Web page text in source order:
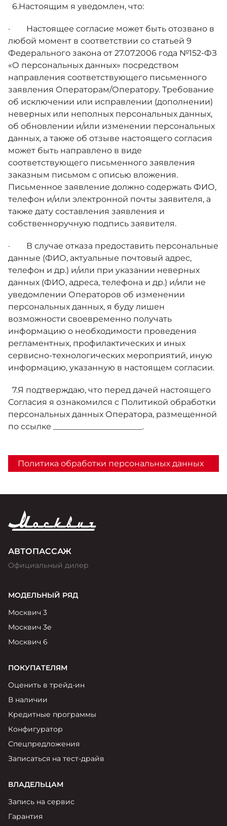
6.Настоящим я уведомлен, что:
· Настоящее согласие может быть отозвано в
любой момент в соответствии со статьей 9
Федерального закона от 27.07.2006 года №152-ФЗ
«О персональных данных» посредством
направления соответствующего письменного
заявления Операторам/Оператору. Требование
об исключении или исправлении (дополнении)
неверных или неполных персональных данных,
об обновлении и/или изменении персональных
данных, а также об отзыве настоящего согласия
может быть направлено в виде
соответствующего письменного заявления
заказным письмом с описью вложения.
Письменное заявление должно содержать ФИО,
телефон и/или электронной почты заявителя, а
также дату составления заявления и
собственноручную подпись заявителя.
· В случае отказа предоставить персональные
данные (ФИО, актуальные почтовый адрес,
телефон и др.) и/или при указании неверных
данных (ФИО, адреса, телефона и др.) и/или не
уведомлении Операторов об изменении
персональных данных, я буду лишен
возможности своевременно получать
информацию о необходимости проведения
регламентных, профилактических и иных
сервисно-технологических мероприятий, иную
информацию, указанную в настоящем согласии.
7.Я подтверждаю, что перед дачей настоящего
Согласия я ознакомился с Политикой обработки
персональных данных Оператора, размещенной
по ссылке ______________________.
Политика обработки персональных данных
АВТОПАССАЖ
Официальный дилер
МОДЕЛЬНЫЙ РЯД
Москвич 3
Москвич 3е
Москвич 6
ПОКУПАТЕЛЯМ
Оценить в трейд-ин
В наличии
Кредитные программы
Конфигуратор
Спецпредложения
Записаться на тест-драйв
ВЛАДЕЛЬЦАМ
Запись на сервис
Гарантия